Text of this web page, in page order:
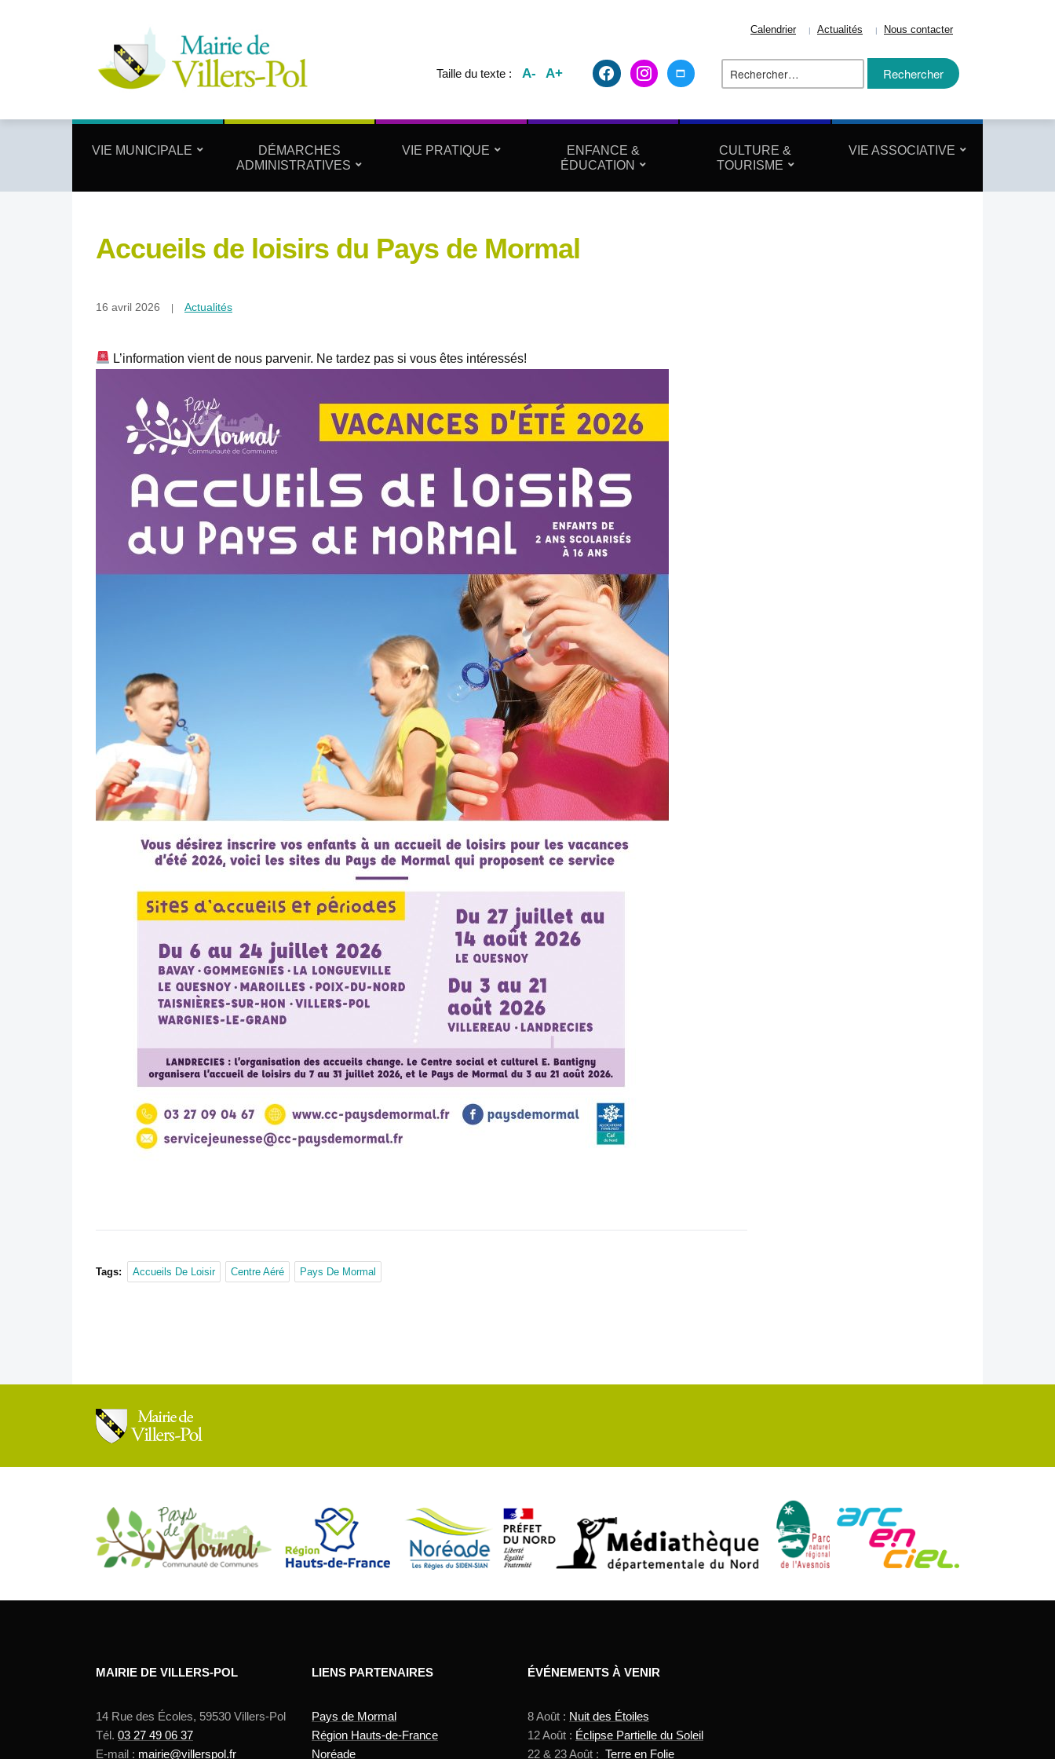
Calendrier Actualités Nous contacter
Taille du texte : A- A+ facebook2instagrammaximize Rechercher :
VIE MUNICIPALE
DÉMARCHES
ADMINISTRATIVES
VIE PRATIQUE
ENFANCE &
ÉDUCATION
CULTURE &
TOURISME
VIE ASSOCIATIVE
Accueils de loisirs du Pays de Mormal
16 avril 2026 Actualités
L’information vient de nous parvenir. Ne tardez pas si vous êtes intéressés!
Tags: Accueils De Loisir Centre Aéré Pays De Mormal
MAIRIE DE VILLERS-POL
14 Rue des Écoles, 59530 Villers-Pol
Tél. 03 27 49 06 37
E-mail : mairie@villerspol.fr
LIENS PARTENAIRES
Pays de Mormal
Région Hauts-de-France
Noréade
ÉVÉNEMENTS À VENIR
8 Août : Nuit des Étoiles
12 Août : Éclipse Partielle du Soleil
22 & 23 Août : Terre en Folie